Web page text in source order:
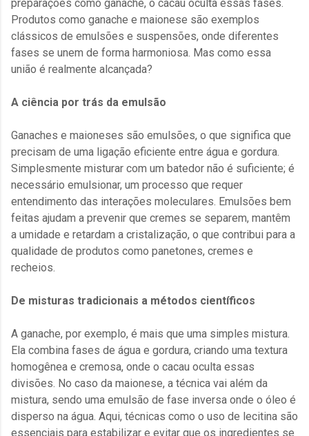
preparações como ganache, o cacau oculta essas fases.
Produtos como ganache e maionese são exemplos
clássicos de emulsões e suspensões, onde diferentes
fases se unem de forma harmoniosa. Mas como essa
união é realmente alcançada?
A ciência por trás da emulsão
Ganaches e maioneses são emulsões, o que significa que
precisam de uma ligação eficiente entre água e gordura.
Simplesmente misturar com um batedor não é suficiente; é
necessário emulsionar, um processo que requer
entendimento das interações moleculares. Emulsões bem
feitas ajudam a prevenir que cremes se separem, mantêm
a umidade e retardam a cristalização, o que contribui para a
qualidade de produtos como panetones, cremes e
recheios.
De misturas tradicionais a métodos científicos
A ganache, por exemplo, é mais que uma simples mistura.
Ela combina fases de água e gordura, criando uma textura
homogênea e cremosa, onde o cacau oculta essas
divisões. No caso da maionese, a técnica vai além da
mistura, sendo uma emulsão de fase inversa onde o óleo é
disperso na água. Aqui, técnicas como o uso de lecitina são
essenciais para estabilizar e evitar que os ingredientes se